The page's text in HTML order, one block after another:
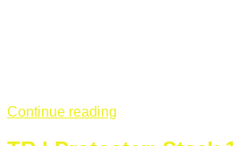
Continue reading